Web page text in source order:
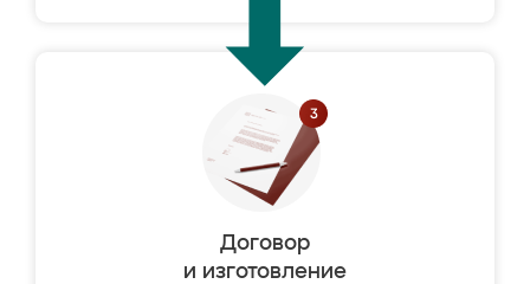
Договор
и изготовление